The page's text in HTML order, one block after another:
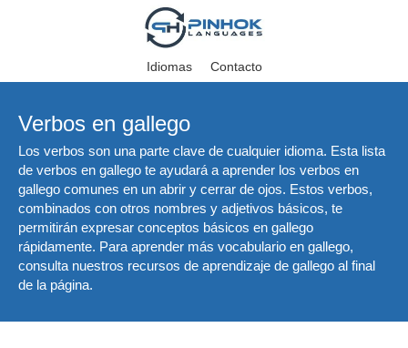
Idiomas Contacto
Verbos en gallego
Los verbos son una parte clave de cualquier idioma. Esta lista
de verbos en gallego te ayudará a aprender los verbos en
gallego comunes en un abrir y cerrar de ojos. Estos verbos,
combinados con otros nombres y adjetivos básicos, te
permitirán expresar conceptos básicos en gallego
rápidamente. Para aprender más vocabulario en gallego,
consulta nuestros recursos de aprendizaje de gallego al final
de la página.